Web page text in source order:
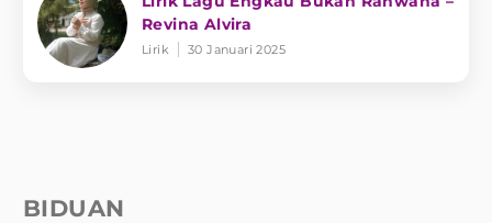
Revina Alvira
Lirik 30 Januari 2025
BIDUAN